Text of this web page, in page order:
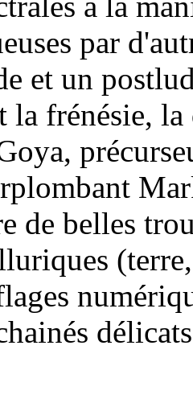
par
et un
la frénésie,
de belles